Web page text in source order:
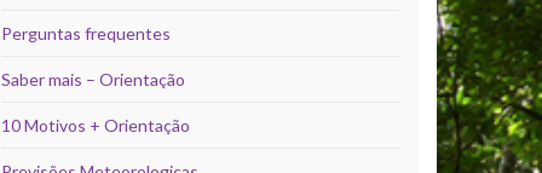
Perguntas frequentes
Saber mais – Orientação
10 Motivos + Orientação